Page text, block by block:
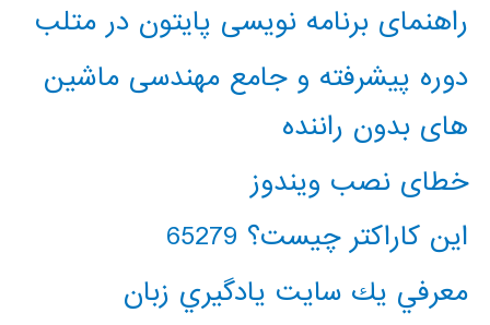
راهنمای برنامه نویسی پایتون در متلب
دوره پیشرفته و جامع مهندسی ماشین
های بدون راننده
خطای نصب ویندوز
این کاراکتر چیست؟ 65279
معرفي يك سايت يادگيري زبان